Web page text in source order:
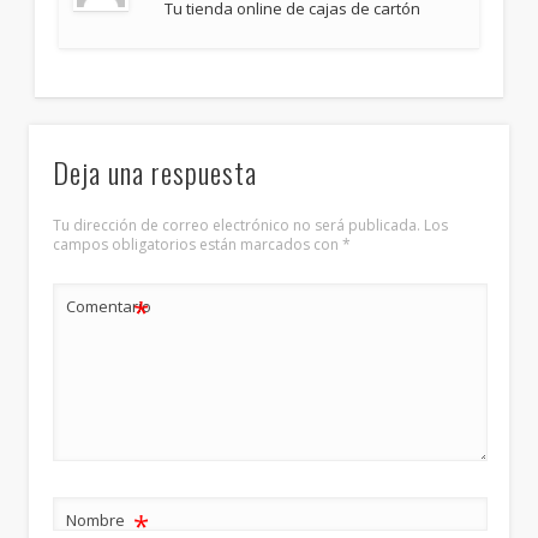
Tu tienda online de cajas de cartón
Deja una respuesta
Tu dirección de correo electrónico no será publicada. Los
campos obligatorios están marcados con*
Comentario
*
Nombre *